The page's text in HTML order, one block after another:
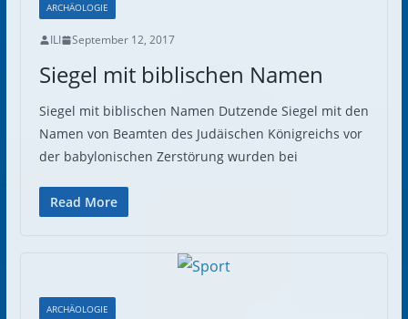
ARCHÄOLOGIE
ILI September 12, 2017
Siegel mit biblischen Namen
Siegel mit biblischen Namen Dutzende Siegel mit den
Namen von Beamten des Judäischen Königreichs vor
der babylonischen Zerstörung wurden bei
Read More
ARCHÄOLOGIE